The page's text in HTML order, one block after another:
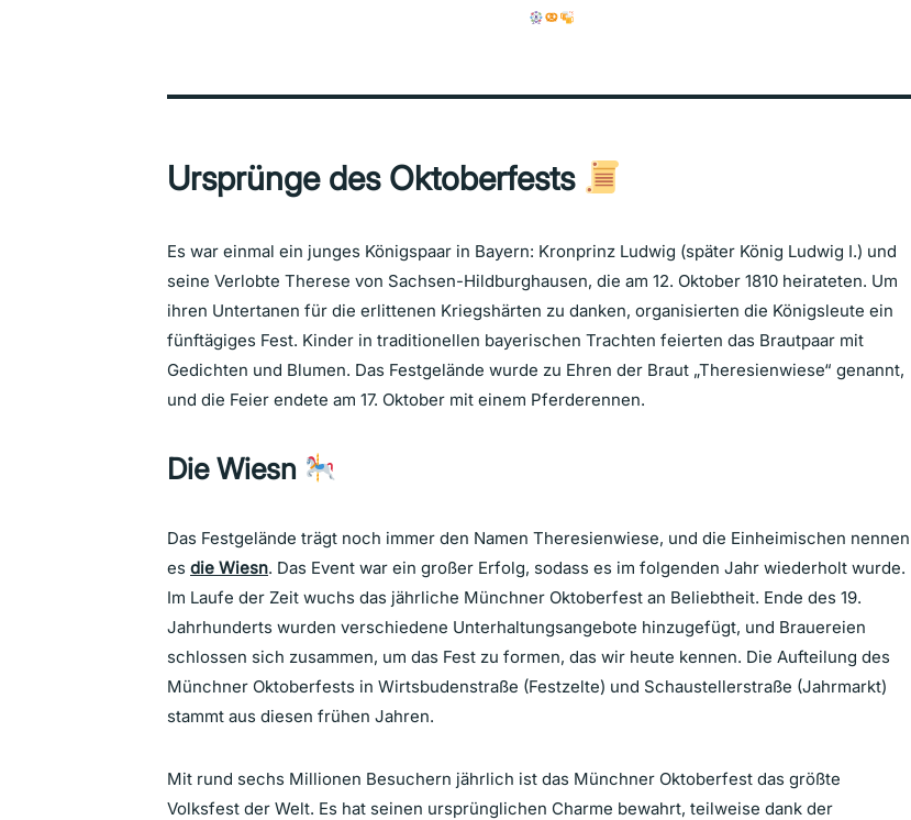
Ursprünge des Oktoberfests
Es war einmal ein junges Königspaar in Bayern: Kronprinz Ludwig (später König Ludwig I.) und
seine Verlobte Therese von Sachsen-Hildburghausen, die am 12. Oktober 1810 heirateten. Um
ihren Untertanen für die erlittenen Kriegshärten zu danken, organisierten die Königsleute ein
fünftägiges Fest. Kinder in traditionellen bayerischen Trachten feierten das Brautpaar mit
Gedichten und Blumen. Das Festgelände wurde zu Ehren der Braut „Theresienwiese“ genannt,
und die Feier endete am 17. Oktober mit einem Pferderennen.
Die Wiesn
Das Festgelände trägt noch immer den Namen Theresienwiese, und die Einheimischen nennen
es die Wiesn. Das Event war ein großer Erfolg, sodass es im folgenden Jahr wiederholt wurde.
Im Laufe der Zeit wuchs das jährliche Münchner Oktoberfest an Beliebtheit. Ende des 19.
Jahrhunderts wurden verschiedene Unterhaltungsangebote hinzugefügt, und Brauereien
schlossen sich zusammen, um das Fest zu formen, das wir heute kennen. Die Aufteilung des
Münchner Oktoberfests in Wirtsbudenstraße (Festzelte) und Schaustellerstraße (Jahrmarkt)
stammt aus diesen frühen Jahren.
Mit rund sechs Millionen Besuchern jährlich ist das Münchner Oktoberfest das größte
Volksfest der Welt. Es hat seinen ursprünglichen Charme bewahrt, teilweise dank der